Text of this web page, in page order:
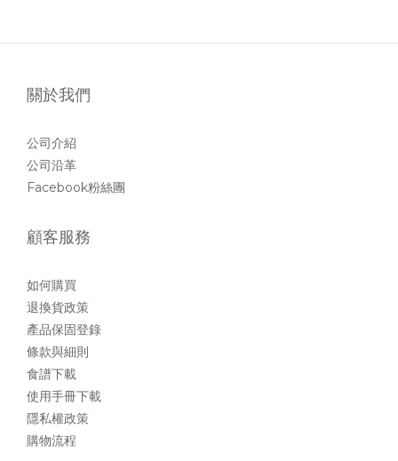
關於我們
公司介紹
公司沿革
Facebook粉絲團
顧客服務
如何購買
退換貨政策
產品保固登錄
條款與細則
食譜下載
使用手冊下載
隱私權政策
購物流程